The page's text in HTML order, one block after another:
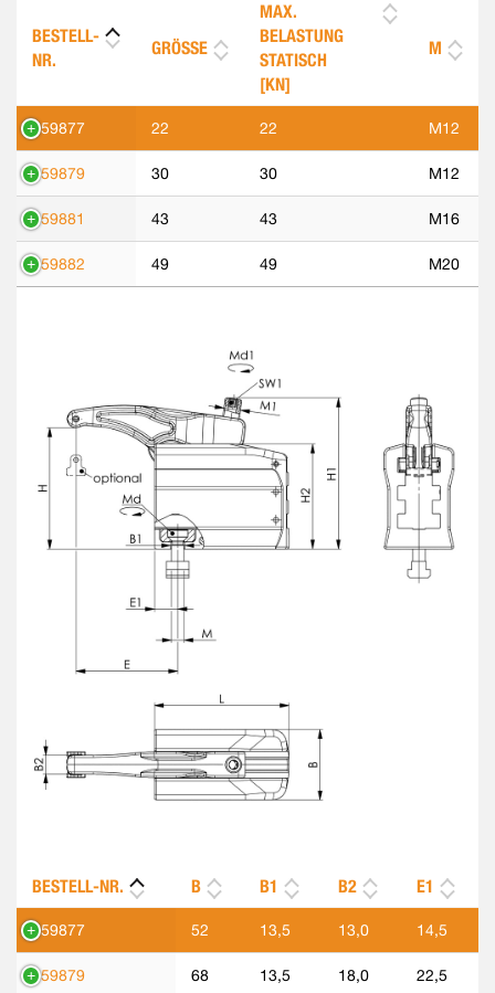
BESTELL-
NR.
GRÖSSE
MAX.
BELASTUNG
STATISCH
[KN]
M
559877 22 22 M12
559879 30 30 M12
559881 43 43 M16
559882 49 49 M20
BESTELL-NR. B B1 B2 E1
559877 52 13,5 13,0 14,5
559879 68 13,5 18,0 22,5